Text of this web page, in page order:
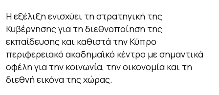
Η εξέλιξη ενισχύει τη στρατηγική της
Κυβέρνησης για τη διεθνοποίηση της
εκπαίδευσης και καθιστά την Κύπρο
περιφερειακό ακαδημαϊκό κέντρο με σημαντικά
οφέλη για την κοινωνία, την οικονομία και τη
διεθνή εικόνα της χώρας.